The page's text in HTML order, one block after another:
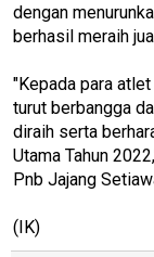
dengan
berhasil meraih
"Kepada para
turut berbangga
diraih serta
Utama Tahun
Pnb Jajang
(IK)